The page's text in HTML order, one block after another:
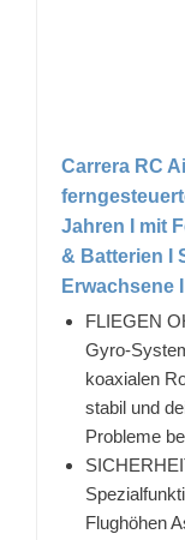
Carrera RC
Jahren I mit
& Batterien I
Erwachsene
FLIEGEN
Gyro-
koaxialen
stabil und
Probleme
Flughöhen